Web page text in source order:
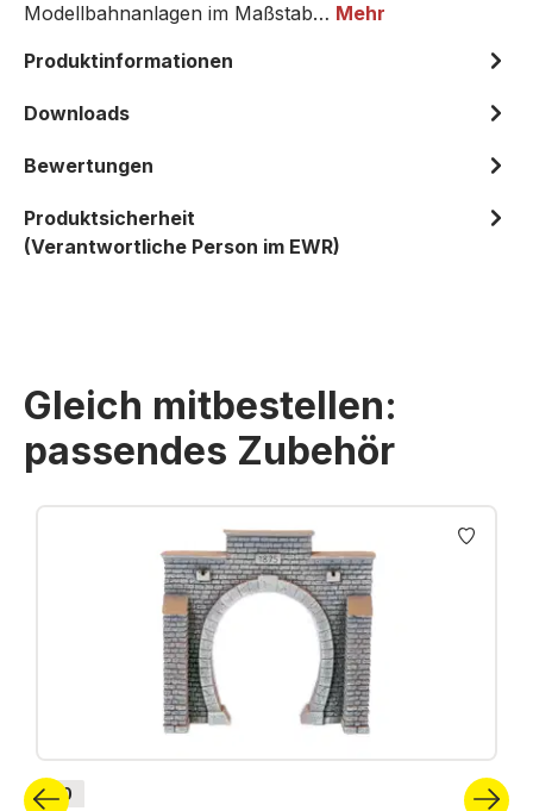
Modellbahnanlagen im Maßstab… Mehr
Produktinformationen
Downloads
Bewertungen
Produktsicherheit
(Verantwortliche Person im EWR)
Gleich mitbestellen:
passendes Zubehör
Produktgalerie überspringen
H0